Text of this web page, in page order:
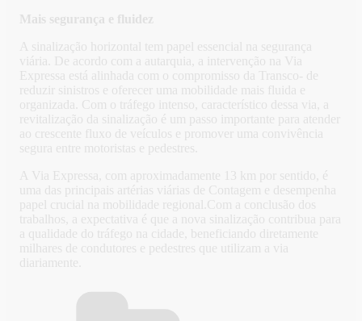
Mais segurança e fluidez
A sinalização horizontal tem papel essencial na segurança
viária. De acordo com a autarquia, a intervenção na Via
Expressa está alinhada com o compromisso da Transco- de
reduzir sinistros e oferecer uma mobilidade mais fluida e
organizada. Com o tráfego intenso, característico dessa via, a
revitalização da sinalização é um passo importante para atender
ao crescente fluxo de veículos e promover uma convivência
segura entre motoristas e pedestres.
A Via Expressa, com aproximadamente 13 km por sentido, é
uma das principais artérias viárias de Contagem e desempenha
papel crucial na mobilidade regional.Com a conclusão dos
trabalhos, a expectativa é que a nova sinalização contribua para
a qualidade do tráfego na cidade, beneficiando diretamente
milhares de condutores e pedestres que utilizam a via
diariamente.